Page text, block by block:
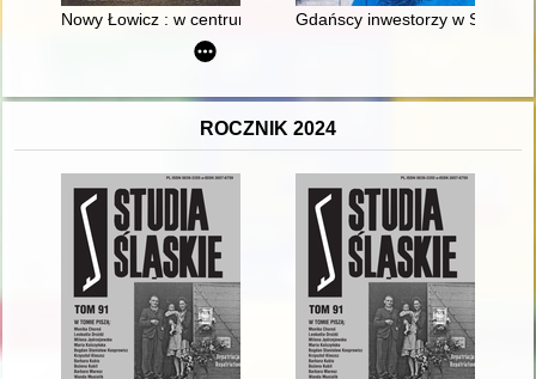
Nowy Łowicz : w centrum poligonu drawskiego od
Gdańscy inwestorzy w
ROCZNIK 2024